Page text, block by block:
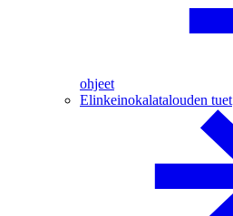
ohjeet
Elinkeinokalatalouden tuet